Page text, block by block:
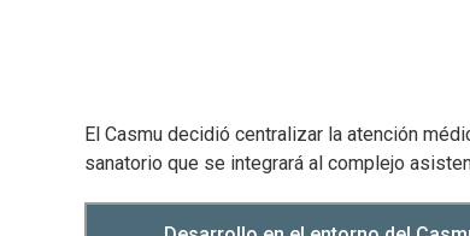
El Casmu decidió centralizar la atención
sanatorio que se integrará al complejo